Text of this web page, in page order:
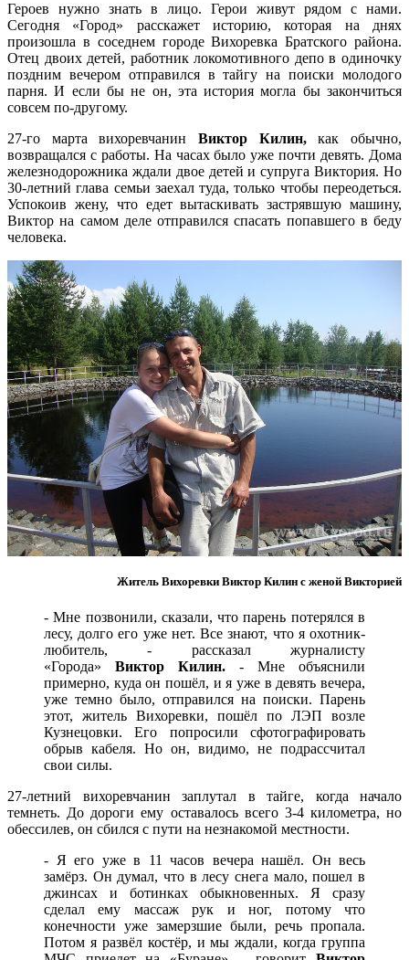
Героев нужно знать в лицо. Герои живут рядом с нами.
Сегодня «Город» расскажет историю, которая на днях
произошла в соседнем городе Вихоревка Братского района.
Отец двоих детей, работник локомотивного депо в одиночку
поздним вечером отправился в тайгу на поиски молодого
парня. И если бы не он, эта история могла бы закончиться
совсем по-другому.
27-го марта вихоревчанин Виктор Килин,как обычно,
возвращался с работы. На часах было уже почти девять. Дома
железнодорожника ждали двое детей и супруга Виктория. Но
30-летний глава семьи заехал туда, только чтобы переодеться.
Успокоив жену, что едет вытаскивать застрявшую машину,
Виктор на самом деле отправился спасать попавшего в беду
человека.
Житель Вихоревки Виктор Килин с женой Викторией
- Мне позвонили, сказали, что парень потерялся в
лесу, долго его уже нет. Все знают, что я охотник-
любитель, - рассказал журналисту
«Города» Виктор Килин. - Мне объяснили
примерно, куда он пошёл, и я уже в девять вечера,
уже темно было, отправился на поиски. Парень
этот, житель Вихоревки, пошёл по ЛЭП возле
Кузнецовки. Его попросили сфотографировать
обрыв кабеля. Но он, видимо, не подрассчитал
свои силы.
27-летний вихоревчанин заплутал в тайге, когда начало
темнеть. До дороги ему оставалось всего 3-4 километра, но
обессилев, он сбился с пути на незнакомой местности.
- Я его уже в 11 часов вечера нашёл. Он весь
замёрз. Он думал, что в лесу снега мало, пошел в
джинсах и ботинках обыкновенных. Я сразу
сделал ему массаж рук и ног, потому что
конечности уже замерзшие были, речь пропала.
Потом я развёл костёр, и мы ждали, когда группа